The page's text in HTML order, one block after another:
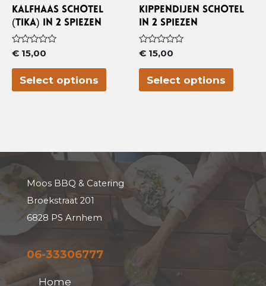
Kalfhaas schotel
(Tika) in 2 spiezen
Waardering
uit
€ 15,00
Select options
Kippendijen schotel
in 2 spiezen
Waardering
uit
€ 15,00
Select options
Moos BBQ & Catering
Broekstraat 201
6828 PS Arnhem
06-33306777
Home